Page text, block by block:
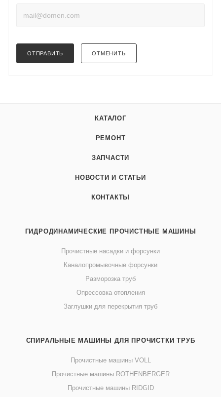
ОТПРАВИТЬ ОТМЕНИТЬ
КАТАЛОГ
РЕМОНТ
ЗАПЧАСТИ
НОВОСТИ И СТАТЬИ
КОНТАКТЫ
ГИДРОДИНАМИЧЕСКИЕ ПРОЧИСТНЫЕ МАШИНЫ
Прочистные насадки и форсунки
Каналопромывочные форсунки
Разморозка труб
Опрессовка отопления
Заглушки для перекрытия труб
СПИРАЛЬНЫЕ МАШИНЫ ДЛЯ ПРОЧИСТКИ ТРУБ
Прочистные машины VOLL
Прочистные машины ROTHENBERGER
Прочистные машины RIDGID